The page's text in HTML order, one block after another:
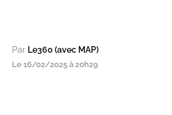
Par Le360 (avec MAP)
Le 16/02/2025 à 20h29